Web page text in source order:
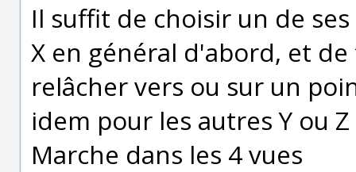
Il suffit de choisir un de
X en général d'abord, et
relâcher vers ou sur un
idem pour les autres Y ou
Marche dans les 4 vues